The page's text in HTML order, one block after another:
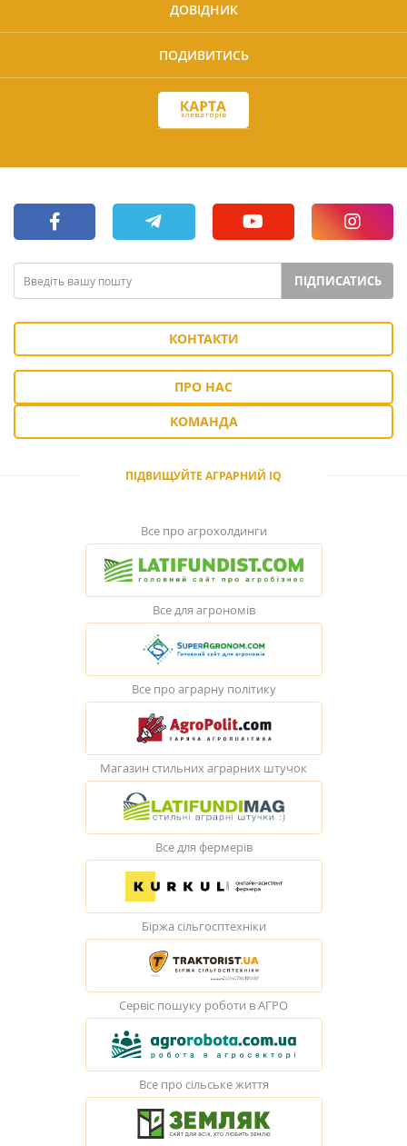
ДОВІДНИК
ПОДИВИТИСЬ
ПІДПИСАТИСЬ
КОНТАКТИ
ПРО НАС
КОМАНДА
ПІДВИЩУЙТЕ АГРАРНИЙ IQ
Все про агрохолдинги
Все для агрономів
Все про аграрну політику
Магазин стильних аграрних штучок
Все для фермерів
Біржа сільгосптехніки
Сервіс пошуку роботи в АГРО
Все про сільське життя